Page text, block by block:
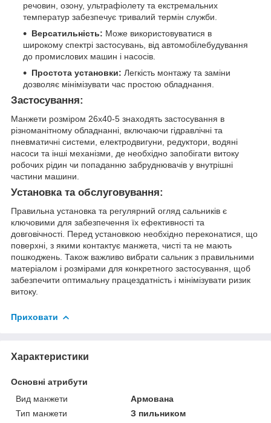
речовин, озону, ультрафіолету та екстремальних
температур забезпечує тривалий термін служби.
Версатильність: Може використовуватися в
широкому спектрі застосувань, від автомобілебудування
до промислових машин і насосів.
Простота установки: Легкість монтажу та заміни
дозволяє мінімізувати час простою обладнання.
Застосування:
Манжети розміром 26х40-5 знаходять застосування в
різноманітному обладнанні, включаючи гідравлічні та
пневматичні системи, електродвигуни, редуктори, водяні
насоси та інші механізми, де необхідно запобігати витоку
робочих рідин чи попаданню забруднювачів у внутрішні
частини машини.
Установка та обслуговування:
Правильна установка та регулярний огляд сальників є
ключовими для забезпечення їх ефективності та
довговічності. Перед установкою необхідно переконатися, що
поверхні, з якими контактує манжета, чисті та не мають
пошкоджень. Також важливо вибрати сальник з правильними
матеріалом і розмірами для конкретного застосування, щоб
забезпечити оптимальну працездатність і мінімізувати ризик
витоку.
Приховати
Характеристики
Основні атрибути
Вид манжети
Армована
Тип манжети
З пильником